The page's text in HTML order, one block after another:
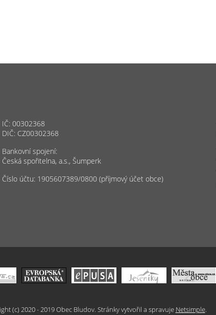
IČ: 00302368
DIČ: CZ00302368
Bankovní spojení:
Česká spořitelna, a.s., Šumperk
Číslo účtu: 1905607389/0800 (příjmový účet obce)
(c) 2020 - 2019 Obec Bludov. Stránky vytvořil a spravuje Netsimple.